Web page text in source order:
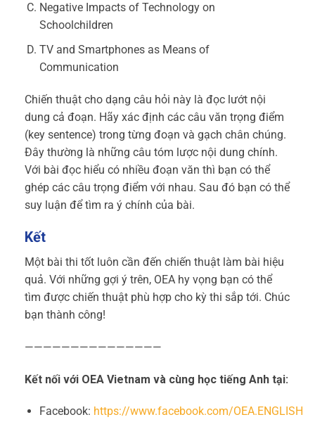
Negative Impacts of Technology on
Schoolchildren
TV and Smartphones as Means of
Communication
Chiến thuật cho dạng câu hỏi này là đọc lướt nội
dung cả đoạn. Hãy xác định các câu văn trọng điểm
(key sentence) trong từng đoạn và gạch chân chúng.
Đây thường là những câu tóm lược nội dung chính.
Với bài đọc hiểu có nhiều đoạn văn thì bạn có thể
ghép các câu trọng điểm với nhau. Sau đó bạn có thể
suy luận để tìm ra ý chính của bài.
Kết
Một bài thi tốt luôn cần đến chiến thuật làm bài hiệu
quả. Với những gợi ý trên, OEA hy vọng bạn có thể
tìm được chiến thuật phù hợp cho kỳ thi sắp tới. Chúc
bạn thành công!
———————————————
Kết nối với OEA Vietnam và cùng học tiếng Anh tại:
Facebook: https://www.facebook.com/OEA.ENGLISH